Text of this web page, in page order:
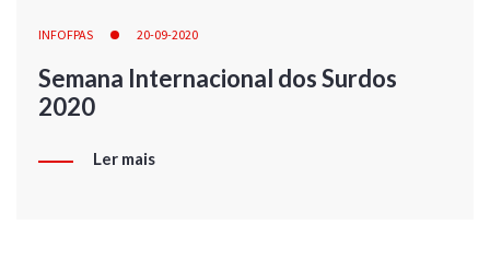
INFOFPAS 20-09-2020
Semana Internacional dos Surdos
2020
Ler mais